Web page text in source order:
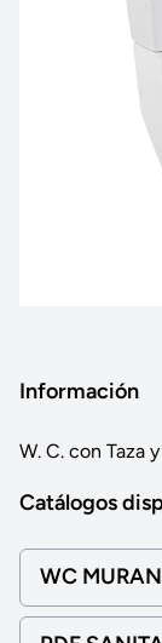
Información
W. C. con Taza
Catálogos
WC